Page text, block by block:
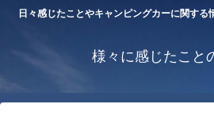
日々感じたことやキャンピングカーに関する
様々に感じたこと